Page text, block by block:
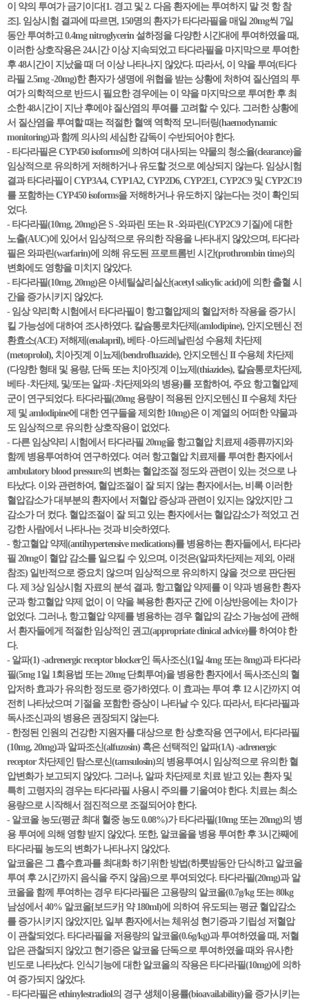
이 약의 투여가 금기이다[1. 경고 및 2. 다음 환자에는 투여하지 말 것 항 참
조]. 임상시험 결과에 따르면, 150명의 환자가 타다라필을 매일 20mg씩 7일
동안 투여하고 0.4mg nitroglycerin 설하정을 다양한 시간대에 투여하였을 때,
이러한 상호작용은 24시간 이상 지속되었고 타다라필을 마지막으로 투여한
후 48시간이 지났을 때 더 이상 나타나지 않았다. 따라서, 이 약을 투여(타다
라필 2.5mg -20mg)한 환자가 생명에 위협을 받는 상황에 처하여 질산염의 투
여가 의학적으로 반드시 필요한 경우에는 이 약을 마지막으로 투여한 후 최
소한 48시간이 지난 후에야 질산염의 투여를 고려할 수 있다. 그러한 상황에
서 질산염을 투여할 때는 적절한 혈액 역학적 모니터링(haemodynamic
monitoring)과 함께 의사의 세심한 감독이 수반되어야 한다.
- 타다라필은 CYP450 isoforms에 의하여 대사되는 약물의 청소율(clearance)을
임상적으로 유의하게 저해하거나 유도할 것으로 예상되지 않는다. 임상시험
결과 타다라필이 CYP3A4, CYP1A2, CYP2D6, CYP2E1, CYP2C9 및 CYP2C19
를 포함하는 CYP450 isoforms을 저해하거나 유도하지 않는다는 것이 확인되
었다.
- 타다라필(10mg, 20mg)은 S -와파린 또는 R -와파린(CYP2C9 기질)에 대한
노출(AUC)에 있어서 임상적으로 유의한 작용을 나타내지 않았으며, 타다라
필은 와파린(warfarin)에 의해 유도된 프로트롬빈 시간(prothrombin time)의
변화에도 영향을 미치지 않았다.
- 타다라필(10mg, 20mg)은 아세틸살리실산(acetyl salicylic acid)에 의한 출혈 시
간을 증가시키지 않았다.
- 임상 약리학 시험에서 타다라필이 항고혈압제의 혈압저하 작용을 증가시
킬 가능성에 대하여 조사하였다. 칼슘통로차단제(amlodipine), 안지오텐신 전
환효소(ACE) 저해제(enalapril), 베타 -아드레날린성 수용체 차단제
(metoprolol), 치아짓계 이뇨제(bendrofluazide), 안지오텐신 II 수용체 차단제
(다양한 형태 및 용량, 단독 또는 치아짓계 이뇨제(thiazides), 칼슘통로차단제,
베타 -차단제, 및/또는 알파 -차단제와의 병용)를 포함하여, 주요 항고혈압제
군이 연구되었다. 타다라필(20mg 용량이 적용된 안지오텐신 II 수용체 차단
제 및 amlodipine에 대한 연구들을 제외한 10mg)은 이 계열의 어떠한 약물과
도 임상적으로 유의한 상호작용이 없었다.
- 다른 임상약리 시험에서 타다라필 20mg을 항고혈압 치료제 4종류까지와
함께 병용투여하여 연구하였다. 여러 항고혈압 치료제를 투여한 환자에서
ambulatory blood pressure의 변화는 혈압조절 정도와 관련이 있는 것으로 나
타났다. 이와 관련하여, 혈압조절이 잘 되지 않는 환자에서는, 비록 이러한
혈압감소가 대부분의 환자에서 저혈압 증상과 관련이 있지는 않았지만 그
감소가 더 컸다. 혈압조절이 잘 되고 있는 환자에서는 혈압감소가 적었고 건
강한 사람에서 나타나는 것과 비슷하였다.
- 항고혈압 약제(antihypertensive medications)를 병용하는 환자들에서, 타다라
필 20mg이 혈압 감소를 일으킬 수 있으며, 이것은(알파차단제는 제외, 아래
참조) 일반적으로 중요치 않으며 임상적으로 유의하지 않을 것으로 판단된
다. 제 3상 임상시험 자료의 분석 결과, 항고혈압 약제를 이 약과 병용한 환자
군과 항고혈압 약제 없이 이 약을 복용한 환자군 간에 이상반응에는 차이가
없었다. 그러나, 항고혈압 약제를 병용하는 경우 혈압의 감소 가능성에 관해
서 환자들에게 적절한 임상적인 권고(appropriate clinical advice)를 하여야 한
다.
- 알파(1) -adrenergic receptor blocker인 독사조신(1일 4mg 또는 8mg)과 타다라
필(5mg 1일 1회용법 또는 20mg 단회투여)을 병용한 환자에서 독사조신의 혈
압저하 효과가 유의한 정도로 증가하였다. 이 효과는 투여 후 12 시간까지 여
전히 나타났으며 기절을 포함한 증상이 나타날 수 있다. 따라서, 타다라필과
독사조신과의 병용은 권장되지 않는다.
- 한정된 인원의 건강한 지원자를 대상으로 한 상호작용 연구에서, 타다라필
(10mg, 20mg)과 알파조신(alfuzosin) 혹은 선택적인 알파(1A) -adrenergic
receptor 차단제인 탐스로신(tamsulosin)의 병용투여시 임상적으로 유의한 혈
압변화가 보고되지 않았다. 그러나, 알파 차단제로 치료 받고 있는 환자 및
특히 고령자의 경우는 타다라필 사용시 주의를 기울여야 한다. 치료는 최소
용량으로 시작해서 점진적으로 조절되어야 한다.
- 알코올 농도(평균 최대 혈중 농도 0.08%)가 타다라필(10mg 또는 20mg)의 병
용 투여에 의해 영향 받지 않았다. 또한, 알코올을 병용 투여한 후 3시간째에
타다라필 농도의 변화가 나타나지 않았다.
알코올은 그 흡수효과를 최대화 하기위한 방법(하룻밤동안 단식하고 알코올
투여 후 2시간까지 음식을 주지 않음)으로 투여되었다. 타다라필(20mg)과 알
코올을 함께 투여하는 경우 타다라필은 고용량의 알코올(0.7g/kg 또는 80kg
남성에서 40% 알코올[보드카] 약 180ml)에 의하여 유도되는 평균 혈압감소
를 증가시키지 않았지만, 일부 환자에서는 체위성 현기증과 기립성 저혈압
이 관찰되었다. 타다라필을 저용량의 알코올(0.6g/kg)과 투여하였을 때, 저혈
압은 관찰되지 않았고 현기증은 알코올 단독으로 투여하였을 때와 유사한
빈도로 나타났다. 인식기능에 대한 알코올의 작용은 타다라필(10mg)에 의하
여 증가되지 않았다.
- 타다라필은 ethinylestradiol의 경구 생체이용률(bioavailability)을 증가시키는